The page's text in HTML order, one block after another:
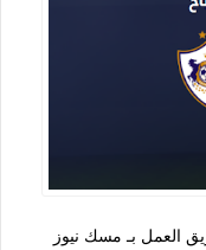
العمل بـ مسك نيوز